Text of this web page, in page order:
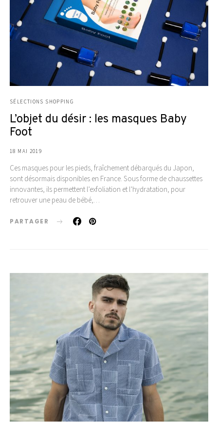
SÉLECTIONS SHOPPING
L’objet du désir : les masques Baby
Foot
18 MAI 2019
Ces masques pour les pieds, fraîchement débarqués du Japon,
sont désormais disponibles en France. Sous forme de chaussettes
innovantes, ils permettent l’exfoliation et l’hydratation, pour
retrouver une peau de bébé,…
PARTAGER